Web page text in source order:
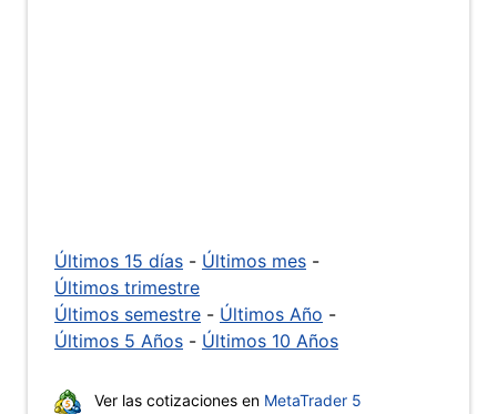
Últimos 15 días - Últimos mes -
Últimos trimestre
Últimos semestre - Últimos Año -
Últimos 5 Años - Últimos 10 Años
Ver las cotizaciones en MetaTrader 5